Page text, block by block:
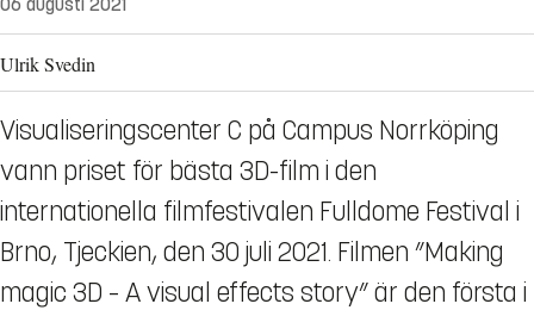
Ulrik Svedin
Visualiseringscenter C på Campus Norrköping
vann priset för bästa 3D-film i den
internationella filmfestivalen Fulldome Festival i
Brno, Tjeckien, den 30 juli 2021. Filmen ”Making
magic 3D – A visual effects story” är den första i